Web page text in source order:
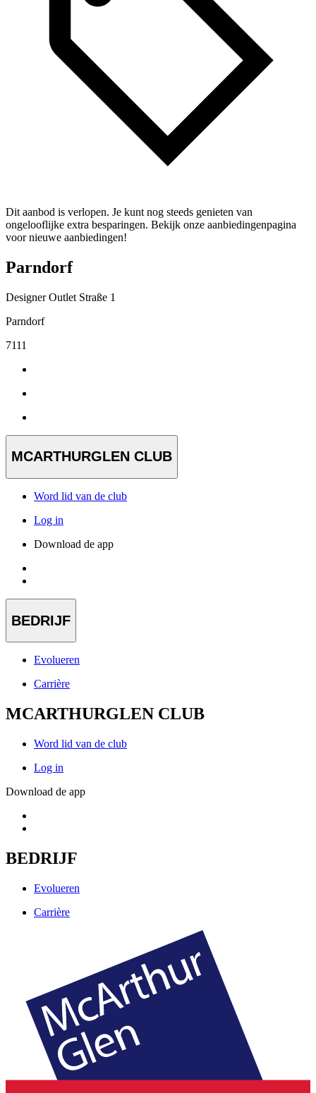
Dit aanbod is verlopen. Je kunt nog steeds genieten van
ongelooflijke extra besparingen. Bekijk onze aanbiedingenpagina
voor nieuwe aanbiedingen!
Parndorf
Designer Outlet Straße 1
Parndorf
7111
MCARTHURGLEN CLUB
Word lid van de club
Log in
Download de app
BEDRIJF
Evolueren
Carrière
MCARTHURGLEN CLUB
Word lid van de club
Log in
Download de app
BEDRIJF
Evolueren
Carrière